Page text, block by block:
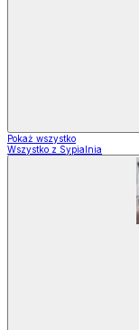
Pokaż wszystko
Wszystko z Sypialnia